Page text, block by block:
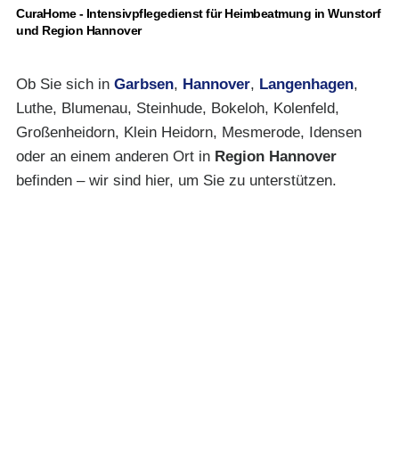
CuraHome - Intensivpflegedienst für Heimbeatmung in Wunstorf
und Region Hannover
Ob Sie sich in Garbsen, Hannover, Langenhagen,
Luthe, Blumenau, Steinhude, Bokeloh, Kolenfeld,
Großenheidorn, Klein Heidorn, Mesmerode, Idensen
oder an einem anderen Ort in Region Hannover
befinden – wir sind hier, um Sie zu unterstützen.